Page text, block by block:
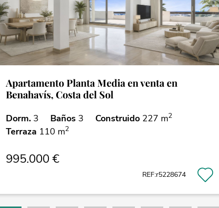
Apartamento Planta Media en venta en
Benahavís, Costa del Sol
Dorm. 3 Baños 3 Construido 227 m2
Terraza 110 m2
995.000 €
REF:r5228674